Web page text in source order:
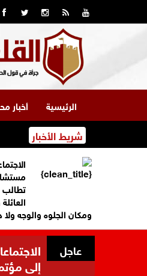
الرئيسية أخبار
شريط الأخبار
تطالب
ومكان الجلوه والوجه
عاجل
إلى